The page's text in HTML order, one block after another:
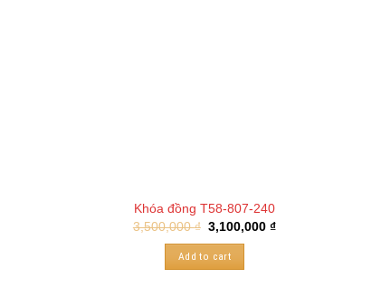
Khóa đồng T58-807-240
3,500,000₫ 3,100,000₫
Add to cart